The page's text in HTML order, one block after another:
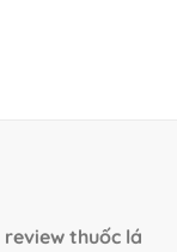
review thuốc lá